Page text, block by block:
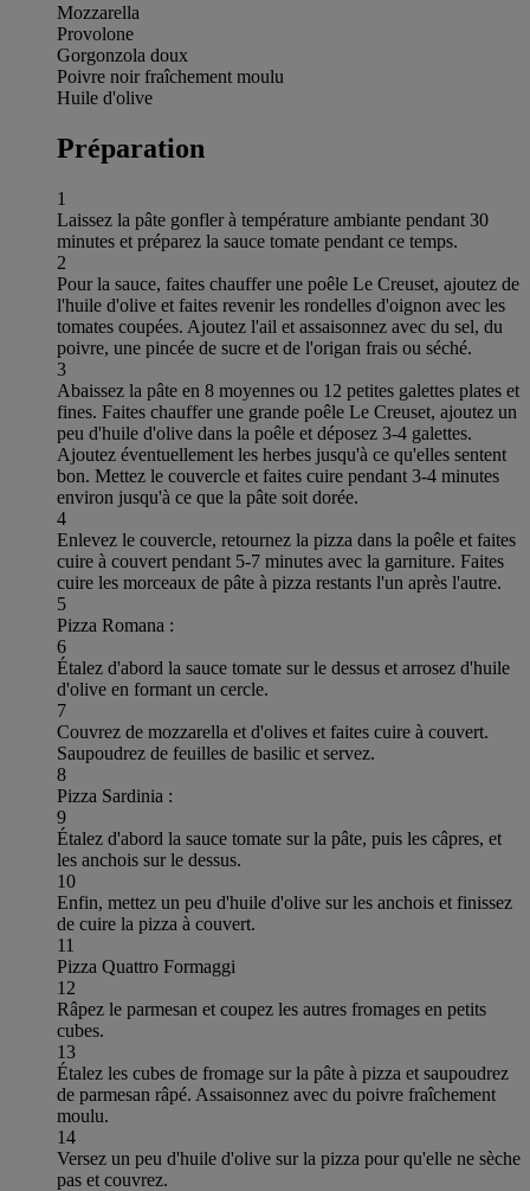
Mozzarella
Provolone
Gorgonzola doux
Poivre noir fraîchement moulu
Huile d'olive
Préparation
1
Laissez la pâte gonfler à température ambiante pendant 30
minutes et préparez la sauce tomate pendant ce temps.
2
Pour la sauce, faites chauffer une poêle Le Creuset, ajoutez de
l'huile d'olive et faites revenir les rondelles d'oignon avec les
tomates coupées. Ajoutez l'ail et assaisonnez avec du sel, du
poivre, une pincée de sucre et de l'origan frais ou séché.
3
Abaissez la pâte en 8 moyennes ou 12 petites galettes plates et
fines. Faites chauffer une grande poêle Le Creuset, ajoutez un
peu d'huile d'olive dans la poêle et déposez 3-4 galettes.
Ajoutez éventuellement les herbes jusqu'à ce qu'elles sentent
bon. Mettez le couvercle et faites cuire pendant 3-4 minutes
environ jusqu'à ce que la pâte soit dorée.
4
Enlevez le couvercle, retournez la pizza dans la poêle et faites
cuire à couvert pendant 5-7 minutes avec la garniture. Faites
cuire les morceaux de pâte à pizza restants l'un après l'autre.
5
Pizza Romana :
6
Étalez d'abord la sauce tomate sur le dessus et arrosez d'huile
d'olive en formant un cercle.
7
Couvrez de mozzarella et d'olives et faites cuire à couvert.
Saupoudrez de feuilles de basilic et servez.
8
Pizza Sardinia :
9
Étalez d'abord la sauce tomate sur la pâte, puis les câpres, et
les anchois sur le dessus.
10
Enfin, mettez un peu d'huile d'olive sur les anchois et finissez
de cuire la pizza à couvert.
11
Pizza Quattro Formaggi
12
Râpez le parmesan et coupez les autres fromages en petits
cubes.
13
Étalez les cubes de fromage sur la pâte à pizza et saupoudrez
de parmesan râpé. Assaisonnez avec du poivre fraîchement
moulu.
14
Versez un peu d'huile d'olive sur la pizza pour qu'elle ne sèche
pas et couvrez.